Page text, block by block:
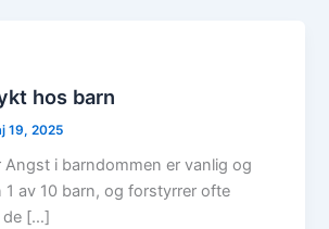
hos barn
19, 2025
Angst i barndommen er vanlig og
1 av 10 barn, og forstyrrer ofte
de […]